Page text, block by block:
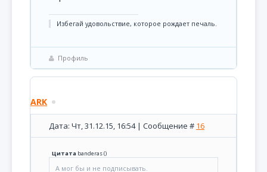
Избегай удовольствие, которое рождает печаль.
Профиль
ARK
Дата: Чт, 31.12.15, 16:54 | Сообщение # 16
Цитата banderas()
А мог бы и не подписывать.